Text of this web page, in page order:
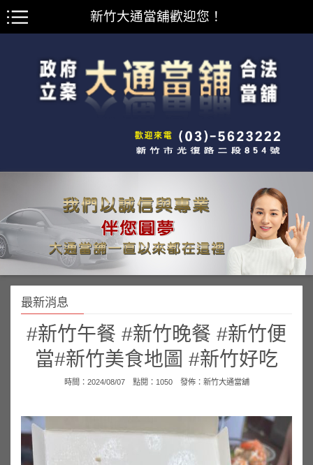
新竹大通當舖歡迎您！
最新消息
#新竹午餐 #新竹晚餐 #新竹便
當#新竹美食地圖 #新竹好吃
時間：2024/08/07 點閱：1050 發佈： 新竹大通當舖